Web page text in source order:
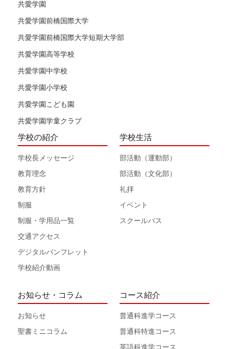
共愛学園
共愛学園前橋国際大学
共愛学園前橋国際大学短期大学部
共愛学園高等学校
共愛学園中学校
共愛学園小学校
共愛学園こども園
共愛学園学童クラブ
学校の紹介
学校長メッセージ
教育理念
教育方針
制服
制服・学用品一覧
交通アクセス
デジタルパンフレット
学校紹介動画
学校生活
部活動（運動部）
部活動（文化部）
礼拝
イベント
スクールバス
お知らせ・コラム
お知らせ
聖書ミニコラム
コース紹介
普通科進学コース
普通科特進コース
英語科進学コース